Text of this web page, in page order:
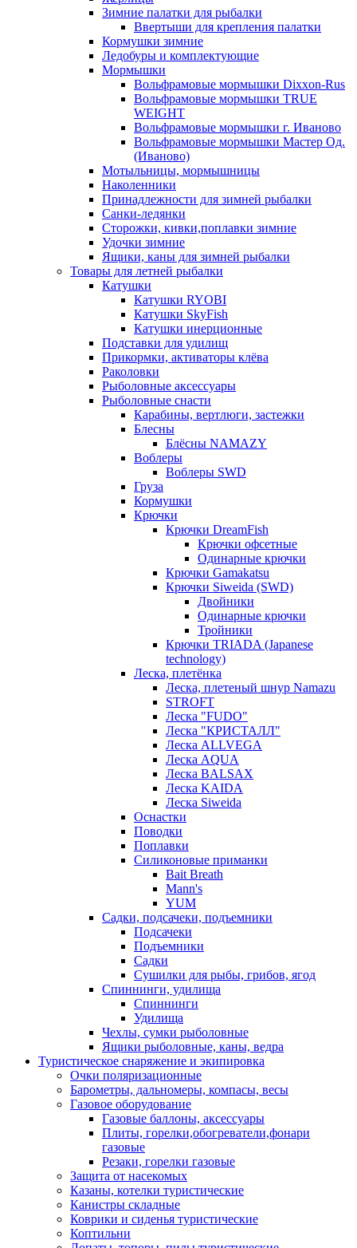
Зимние палатки для рыбалки
Ввертыши для крепления палатки
Кормушки зимние
Ледобуры и комплектующие
Мормышки
Вольфрамовые мормышки Dixxon-Rus
Вольфрамовые мормышки TRUE
WEIGHT
Вольфрамовые мормышки г. Иваново
Вольфрамовые мормышки Мастер Од.
(Иваново)
Мотыльницы, мормышницы
Наколенники
Принадлежности для зимней рыбалки
Санки-ледянки
Сторожки, кивки,поплавки зимние
Удочки зимние
Ящики, каны для зимней рыбалки
Товары для летней рыбалки
Катушки
Катушки RYOBI
Катушки SkyFish
Катушки инерционные
Подставки для удилищ
Прикормки, активаторы клёва
Раколовки
Рыболовные аксессуары
Рыболовные снасти
Карабины, вертлюги, застежки
Блесны
Блёсны NAMAZY
Воблеры
Воблеры SWD
Груза
Кормушки
Крючки
Крючки DreamFish
Крючки офсетные
Одинарные крючки
Крючки Gamakatsu
Крючки Siweida (SWD)
Двойники
Одинарные крючки
Тройники
Крючки TRIADA (Japanese
technology)
Леска, плетёнка
Леска, плетеный шнур Namazu
STROFT
Леска "FUDO"
Леска "КРИСТАЛЛ"
Леска ALLVEGA
Леска AQUA
Леска BALSAX
Леска KAIDA
Леска Siweida
Оснастки
Поводки
Поплавки
Силиконовые приманки
Bait Breath
Mann's
YUM
Садки, подсачеки, подъемники
Подсачеки
Подъемники
Садки
Сушилки для рыбы, грибов, ягод
Спиннинги, удилища
Спиннинги
Удилища
Чехлы, сумки рыболовные
Ящики рыболовные, каны, ведра
Туристическое снаряжение и экипировка
Очки поляризационные
Барометры, дальномеры, компасы, весы
Газовое оборудование
Газовые баллоны, аксессуары
Плиты, горелки,обогреватели,фонари
газовые
Резаки, горелки газовые
Защита от насекомых
Казаны, котелки туристические
Канистры складные
Коврики и сиденья туристические
Коптильни